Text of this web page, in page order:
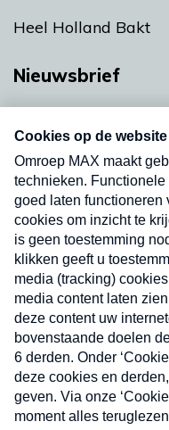
Heel Holland Bakt
Nieuwsbrief
nieuwsbrief. Elke
uw mailbox.
Nieuwsbrief
Neem hier een